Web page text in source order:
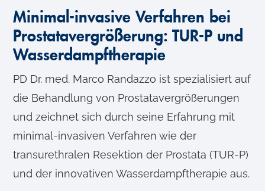
Minimal-invasive Verfahren bei
Prostatavergrößerung: TUR-P und
Wasserdampftherapie
PD Dr. med. Marco Randazzo ist spezialisiert auf
die Behandlung von Prostatavergrößerungen
und zeichnet sich durch seine Erfahrung mit
minimal-invasiven Verfahren wie der
transurethralen Resektion der Prostata (TUR-P)
und der innovativen Wasserdampftherapie aus.